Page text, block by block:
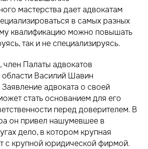
мастерства дает адвокатам
в самых разных
квалификацию можно повышать
так и не специализируясь.
Палаты адвокатов
Василий Шавин
адвоката о своей
стать основанием для его
перед доверителем. В
он привел нашумевшее в
дело, в котором крупная
с крупной юридической фирмой.